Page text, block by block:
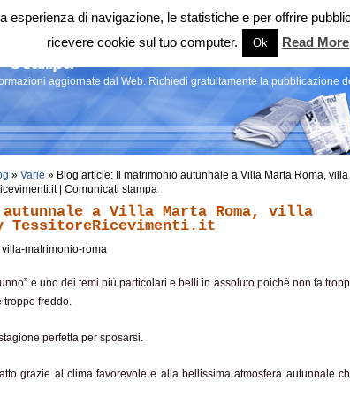
aggiornate dal Web. Richiedi gratuitamente la pubblicazione
» Varie » Blog article: Il matrimonio autunnale a Villa Marta Roma, villa
| Comunicati stampa
a Villa Marta Roma, villa
TessitoreRicevimenti.it
villa-matrimonio-roma
è uno dei temi più particolari e belli in assoluto poiché non fa
troppo freddo.
perfetta per sposarsi.
grazie al clima favorevole e alla bellissima atmosfera autunnale
di navigazione, le statistiche e per offrire
ricevere cookie sul tuo computer.
Ok Read More